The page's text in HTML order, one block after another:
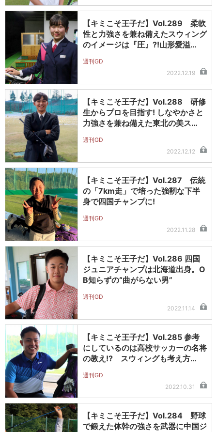
【キミこそ王子だ】Vol.289 柔軟
性と力強さを兼ね備えたスウィング
のイメージは『圧』?!山形愛溢…
週刊GD
2022.12.19
【キミこそ王子だ】Vol.288 研修
生からプロを目指す! しなやかさと
力強さを兼ね備えた東北の美ス…
週刊GD
2022.12.12
【キミこそ王子だ】Vol.287 伝統
の「7km走」で培った強靭な下半
身で四国チャンプに!
週刊GD
2022.11.28
【キミこそ王子だ】Vol.286 四国
ジュニアチャンプは北海道出身。O
B知らずの“曲がらない男”
週刊GD
2022.11.14
【キミこそ王子だ】Vol.285 参考
にしているのは高校サッカーの名将
の教え!? スウィングも考え方…
週刊GD
2022.10.31
【キミこそ王子だ】Vol.284 野球
で鍛えた体幹の強さを武器に中国ジ